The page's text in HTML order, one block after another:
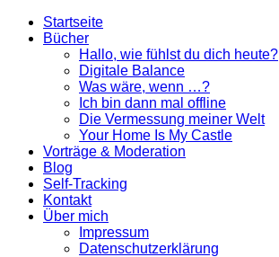
Startseite
Bücher
Hallo, wie fühlst du dich heute?
Digitale Balance
Was wäre, wenn …?
Ich bin dann mal offline
Die Vermessung meiner Welt
Your Home Is My Castle
Vorträge & Moderation
Blog
Self-Tracking
Kontakt
Über mich
Impressum
Datenschutzerklärung